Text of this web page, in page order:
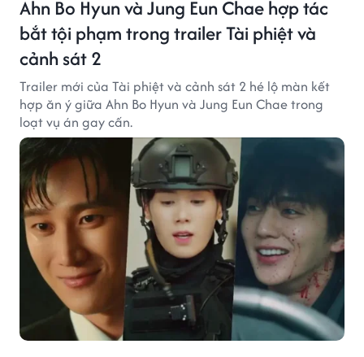
Ahn Bo Hyun và Jung Eun Chae hợp tác
bắt tội phạm trong trailer Tài phiệt và
cảnh sát 2
Trailer mới của Tài phiệt và cảnh sát 2 hé lộ màn kết
hợp ăn ý giữa Ahn Bo Hyun và Jung Eun Chae trong
loạt vụ án gay cấn.